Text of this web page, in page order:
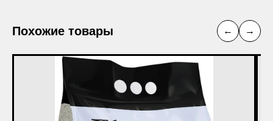
Похожие товары ← →